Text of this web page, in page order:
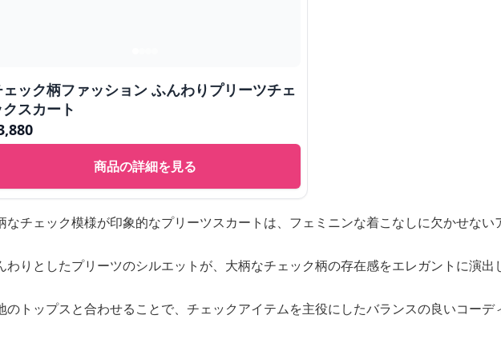
ェック柄ファッション ふんわりプリーツチェ
クスカート
商品の詳細を見る
なチェック模様が印象的なプリーツスカートは、フェミニンな着こなしに欠かせない
わりとしたプリーツのシルエットが、大柄なチェック柄の存在感をエレガントに演出
のトップスと合わせることで、チェックアイテムを主役にしたバランスの良いコーデ